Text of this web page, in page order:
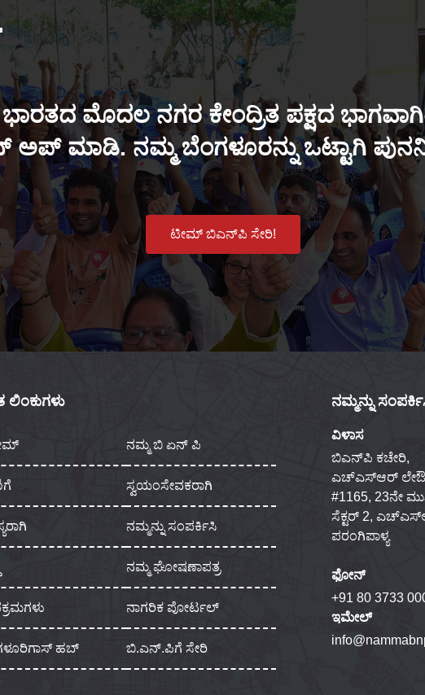
ಭಾರತದ ಮೊದಲ ನಗರ ಕೇಂದ್ರಿತ ಪಕ್ಷದ
ಅಪ್ ಮಾಡಿ. ನಮ್ಮ ಬೆಂಗಳೂರನ್ನು ಒಟ್ಟಾಗಿ
ಟೀಮ್ ಬಿಎನ್‌ಪಿ ಸೇರಿ!
ಲಿಂಕುಗಳು
ನಮ್ಮ ಬಿ ಏನ್ ಪಿ
ಸ್ವಯಂಸೇವಕರಾಗಿ
ನಮ್ಮನ್ನು ಸಂಪರ್ಕಿಸಿ
ನಮ್ಮ ಘೋಷಣಾಪತ್ರ
ನಾಗರಿಕ ಪೋರ್ಟಲ್
ಹಬ್ ಬಿ.ಎನ್.ಪಿಗೆ ಸೇರಿ
ನಮ್ಮನ್ನು
ವಿಳಾಸ
ಬಿಎನ್‌ಪಿ ಕಚೇರಿ,
ಎಚ್‌ಎಸ್‌ಆರ್
#1165, 23ನೇ
ಸೆಕ್ಟರ್ 2,
ಪರಂಗಿಪಾಳ್ಯ
ಫೋನ್
+91 80 3733
ಇಮೇಲ್